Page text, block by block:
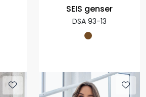
SEIS genser
DSA 93-13